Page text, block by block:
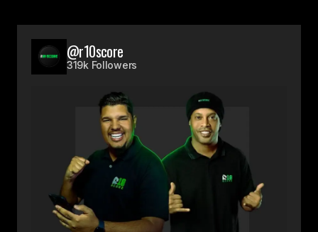
@r10score
319k Followers